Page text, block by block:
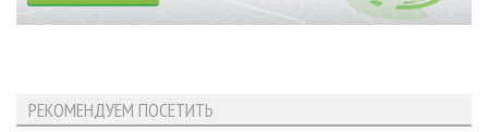
РЕКОМЕНДУЕМ ПОСЕТИТЬ